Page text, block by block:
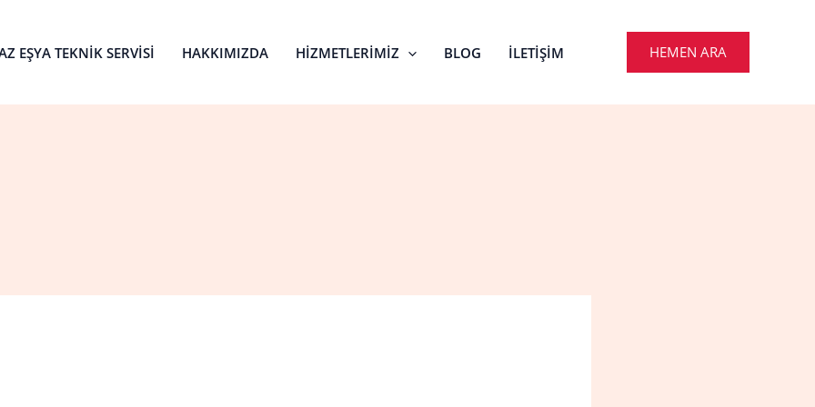
EŞYA TEKNIK SERVISI
HAKKIMIZDA HIZMETLERIMIZ BLOG İLETIŞIM HEMEN ARA